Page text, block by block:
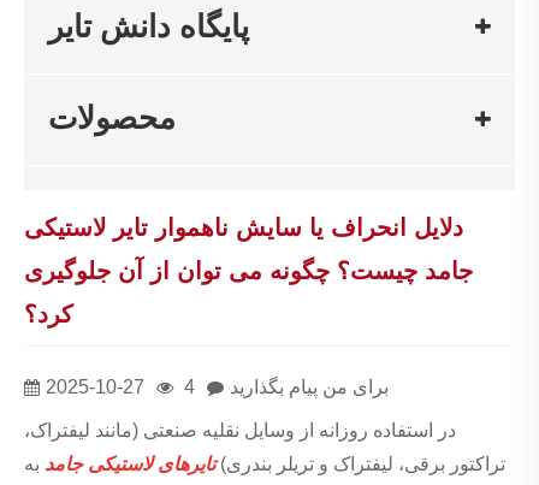
پایگاه دانش تایر
محصولات
دلایل انحراف یا سایش ناهموار تایر لاستیکی
جامد چیست؟ چگونه می توان از آن جلوگیری
کرد؟
2025-10-27 4 برای من پیام بگذارید
در استفاده روزانه از وسایل نقلیه صنعتی (مانند لیفتراک،
تراکتور برقی، لیفتراک و تریلر بندری) تایرهای لاستیکی جامد به